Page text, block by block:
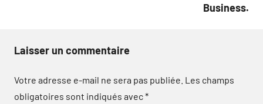
Business.
Laisser un commentaire
Votre adresse e-mail ne sera pas publiée. Les champs
obligatoires sont indiqués avec*